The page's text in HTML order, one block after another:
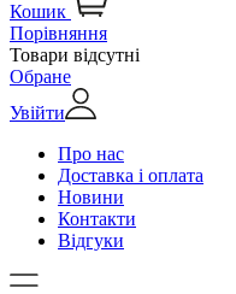
Кошик
Порівняння
Товари відсутні
Обране
Увійти
Про нас
Доставка і оплата
Новини
Контакти
Відгуки